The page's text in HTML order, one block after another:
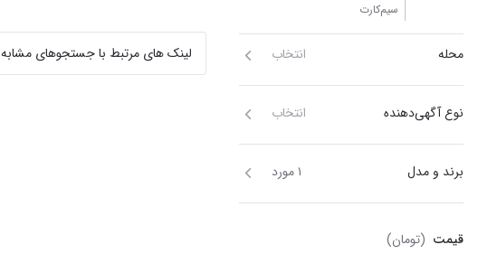
سیم‌کارت
محله انتخاب
نوع آگهی‌دهنده انتخاب
برند و مدل ۱ مورد
قیمت (تومان)
لینک های مرتبط با جستجوهای مشابه